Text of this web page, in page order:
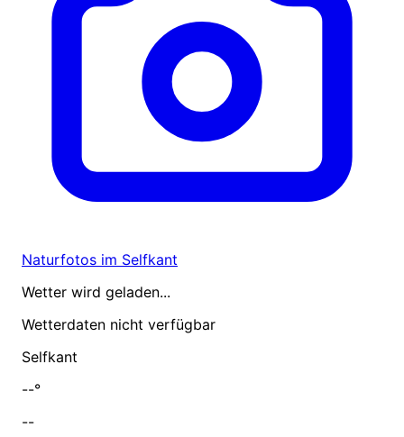
Naturfotos im Selfkant
Wetter wird geladen...
Wetterdaten nicht verfügbar
Selfkant
--°
--